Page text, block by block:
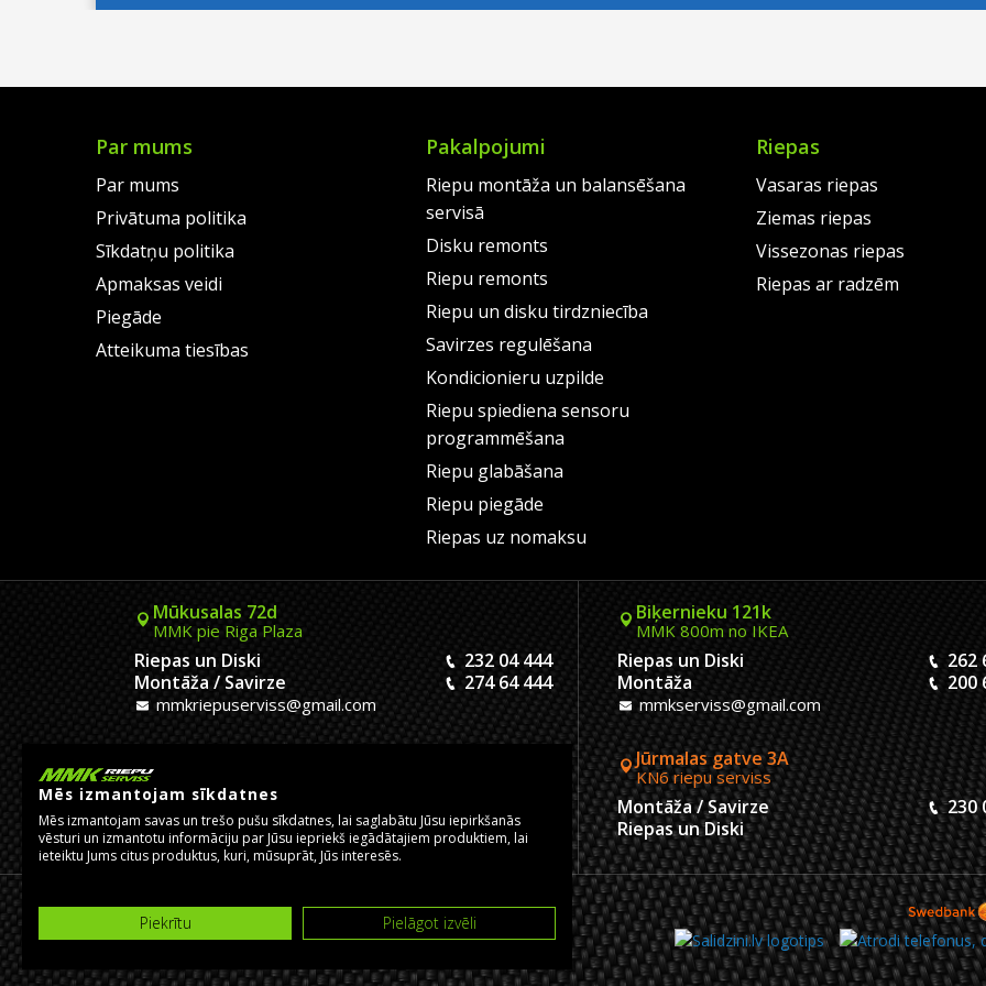
Par mums
Par mums
Privātuma politika
Sīkdatņu politika
Apmaksas veidi
Piegāde
Atteikuma tiesības
Pakalpojumi
Riepu montāža un balansēšana
servisā
Disku remonts
Riepu remonts
Riepu un disku tirdzniecība
Savirzes regulēšana
Kondicionieru uzpilde
Riepu spiediena sensoru
programmēšana
Riepu glabāšana
Riepu piegāde
Riepas uz nomaksu
Riepas
Vasaras riepas
Ziemas riepas
Vissezonas riepas
Riepas ar radzēm
Mūkusalas 72d
MMK pie Riga Plaza
Riepas un Diski
232 04 444
Montāža / Savirze
274 64 444
mmkriepuserviss@gmail.com
Biķernieku 121k
MMK 800m no IKEA
Riepas un Diski
262
Montāža
200
mmkserviss@gmail.com
MMK Dreiliņu aplis
Riepas un Diski
Montāža
201 20 444
pasutijumidreilini@mmkserviss.lv
Jūrmalas gatve 3A
KN6 riepu serviss
Montāža / Savirze
230
Riepas un Diski
© Copyright 2026, MMK Riepu Serviss SIA.
Izstrādāja un uztureComStrive digitālā aģentūra
Mēs izmantojam sīkdatnes
Mēs izmantojam savas un trešo pušu sīkdatnes, lai saglabātu Jūsu iepirkšanās
vēsturi un izmantotu informāciju par Jūsu iepriekš iegādātajiem produktiem, lai
ieteiktu Jums citus produktus, kuri, mūsuprāt, Jūs interesēs.
Piekrītu Pielāgot izvēli